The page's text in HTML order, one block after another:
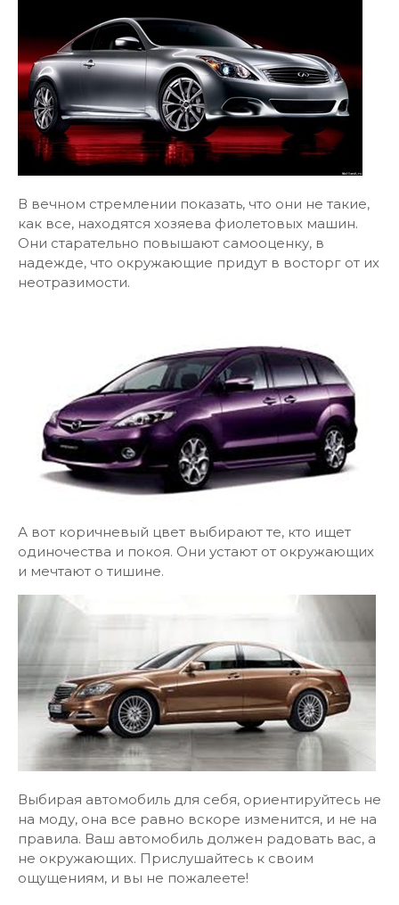
В вечном стремлении показать, что они не такие,
как все, находятся хозяева фиолетовых машин.
Они старательно повышают самооценку, в
надежде, что окружающие придут в восторг от их
неотразимости.
А вот коричневый цвет выбирают те, кто ищет
одиночества и покоя. Они устают от окружающих
и мечтают о тишине.
Выбирая автомобиль для себя, ориентируйтесь не
на моду, она все равно вскоре изменится, и не на
правила. Ваш автомобиль должен радовать вас, а
не окружающих. Прислушайтесь к своим
ощущениям, и вы не пожалеете!